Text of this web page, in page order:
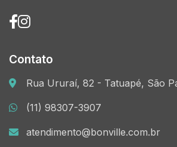
Contato
Rua Ururaí, 82 - Tatuapé, São
(11) 98307-3907
atendimento@bonville.com.br